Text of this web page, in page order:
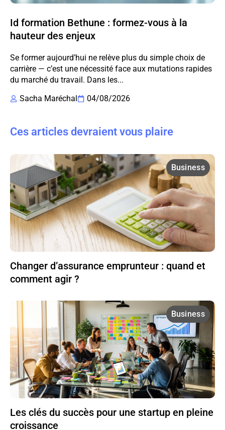
Id formation Bethune : formez-vous à la
hauteur des enjeux
Se former aujourd’hui ne relève plus du simple choix de
carrière — c’est une nécessité face aux mutations rapides
du marché du travail. Dans les...
Sacha Maréchal
04/08/2026
Ces articles devraient vous plaire
Business
Changer d’assurance emprunteur : quand et
comment agir ?
Business
Les clés du succès pour une startup en pleine
croissance